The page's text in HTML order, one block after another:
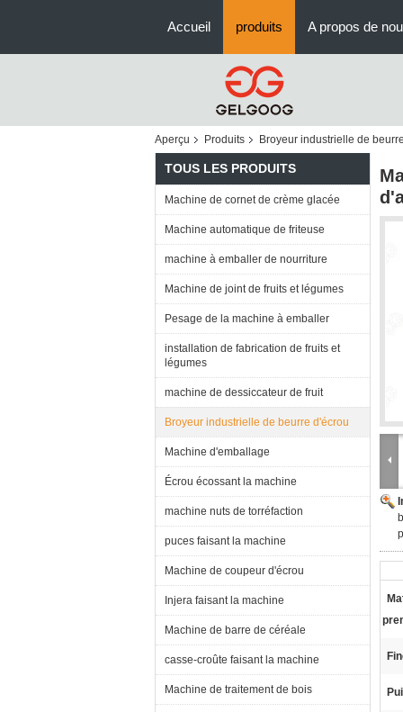
Accueil produits A propos de
Aperçu Produits Broyeur industrielle de
TOUS LES PRODUITS
Machine de cornet de crème glacée
Machine automatique de friteuse
machine à emballer de nourriture
Machine de joint de fruits et légumes
Pesage de la machine à emballer
installation de fabrication de fruits et
légumes
machine de dessiccateur de fruit
Broyeur industrielle de beurre d'écrou
Machine d'emballage
Écrou écossant la machine
machine nuts de torréfaction
puces faisant la machine
Machine de coupeur d'écrou
Injera faisant la machine
Machine de barre de céréale
casse-croûte faisant la machine
Machine de traitement de bois